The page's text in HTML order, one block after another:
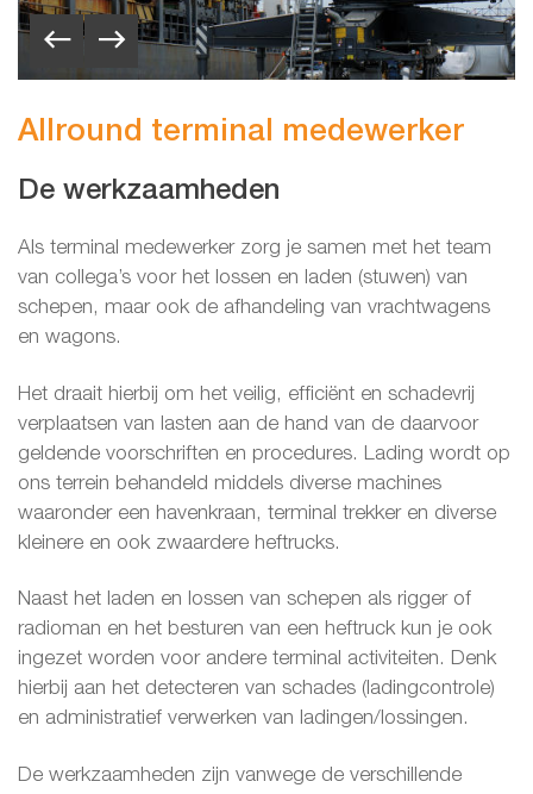
Allround terminal medewerker
De werkzaamheden
Als terminal medewerker zorg je samen met het team
van collega’s voor het lossen en laden (stuwen) van
schepen, maar ook de afhandeling van vrachtwagens
en wagons.
Het draait hierbij om het veilig, efficiënt en schadevrij
verplaatsen van lasten aan de hand van de daarvoor
geldende voorschriften en procedures. Lading wordt op
ons terrein behandeld middels diverse machines
waaronder een havenkraan, terminal trekker en diverse
kleinere en ook zwaardere heftrucks.
Naast het laden en lossen van schepen als rigger of
radioman en het besturen van een heftruck kun je ook
ingezet worden voor andere terminal activiteiten. Denk
hierbij aan het detecteren van schades (ladingcontrole)
en administratief verwerken van ladingen/lossingen.
De werkzaamheden zijn vanwege de verschillende